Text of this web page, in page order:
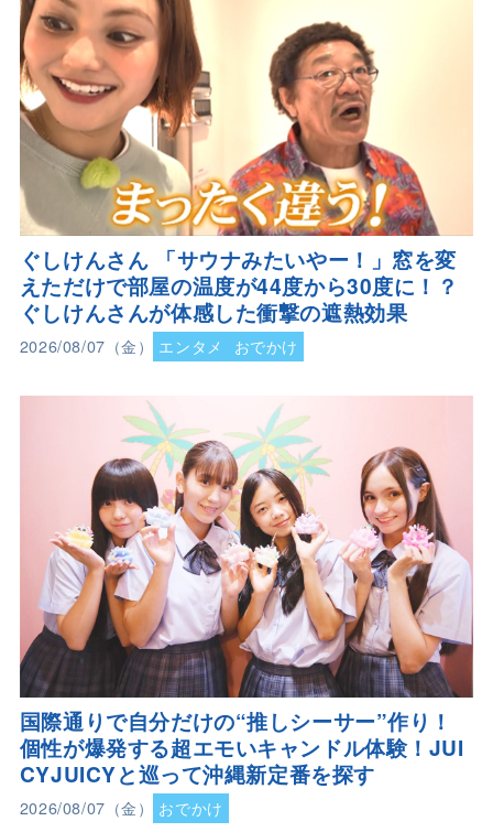
ぐしけんさん 「サウナみたいやー！」窓を変
えただけで部屋の温度が44度から30度に！？
ぐしけんさんが体感した衝撃の遮熱効果
2026/08/07（金） エンタメ おでかけ
国際通りで自分だけの“推しシーサー”作り！
個性が爆発する超エモいキャンドル体験！JUI
CYJUICYと巡って沖縄新定番を探す
2026/08/07（金） おでかけ